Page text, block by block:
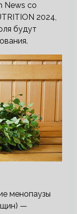
News со
2024,
будут
менопаузы
—